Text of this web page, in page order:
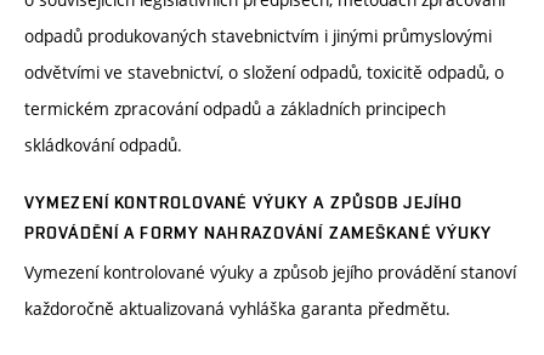
odpadů produkovaných stavebnictvím i jinými průmyslovými
odvětvími ve stavebnictví, o složení odpadů, toxicitě odpadů, o
termickém zpracování odpadů a základních principech
skládkování odpadů.
VYMEZENÍ KONTROLOVANÉ VÝUKY A ZPŮSOB JEJÍHO
PROVÁDĚNÍ A FORMY NAHRAZOVÁNÍ ZAMEŠKANÉ VÝUKY
Vymezení kontrolované výuky a způsob jejího provádění stanoví
každoročně aktualizovaná vyhláška garanta předmětu.